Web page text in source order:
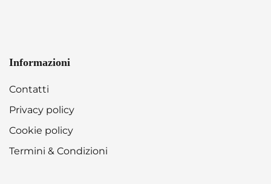
Informazioni
Contatti
Privacy policy
Cookie policy
Termini & Condizioni